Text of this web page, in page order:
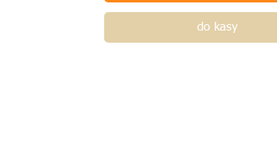
do kasy